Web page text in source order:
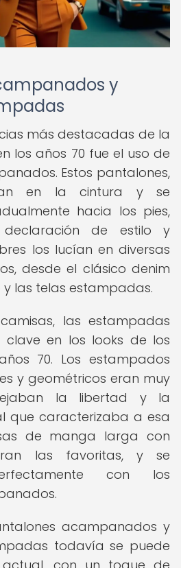
y
más destacadas de la
los años 70 fue el uso de
Estos pantalones,
en la cintura y se
hacia los pies,
de estilo y
los lucían en diversas
desde el clásico denim
las telas estampadas.
las estampadas
clave en los looks de los
70. Los estampados
y geométricos eran muy
la libertad y la
que caracterizaba a esa
de manga larga con
las favoritas, y se
con los
acampanados y
todavía se puede